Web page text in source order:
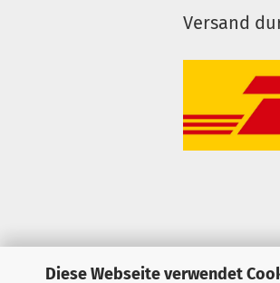
Diese Webseite verwendet
Versand